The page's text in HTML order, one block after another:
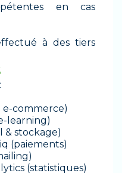
en cas
à des tiers
e-commerce)
learning)
& stockage)
(paiements)
(statistiques)